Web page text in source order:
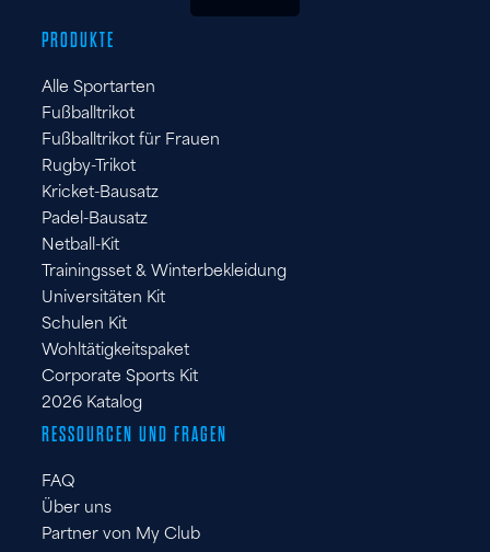
UK
PRODUKTE
Alle Sportarten
Fußballtrikot
Fußballtrikot für Frauen
Rugby-Trikot
Kricket-Bausatz
Padel-Bausatz
Netball-Kit
Trainingsset & Winterbekleidung
Universitäten Kit
Schulen Kit
Wohltätigkeitspaket
Corporate Sports Kit
2026 Katalog
RESSOURCEN UND FRAGEN
FAQ
Über uns
Partner von My Club